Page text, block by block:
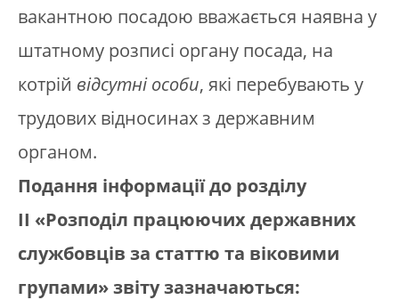
вакантною посадою вважається наявна у
штатному розписі органу посада, на
котрій відсутні особи, які перебувають у
трудових відносинах з державним
органом.
Подання інформації до розділу
ІІ «Розподіл працюючих державних
службовців за статтю та віковими
групами» звіту зазначаються: